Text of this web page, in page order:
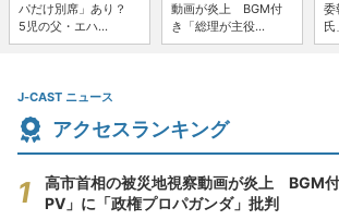
パだけ別席」あり？
5児の父・エハ...
動画が炎上 BGM付
き「総理が主役...
委
氏
J-CAST ニュース
アクセスランキング
高市首相の被災地視察動画が炎上 BGM
PV」に「政権プロパガンダ」批判